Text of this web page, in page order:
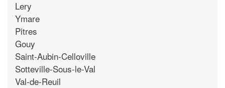
Lery
Ymare
Pitres
Gouy
Saint-Aubin-Celloville
Sotteville-Sous-le-Val
Val-de-Reuil